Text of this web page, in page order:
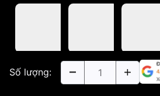
Số lượng: